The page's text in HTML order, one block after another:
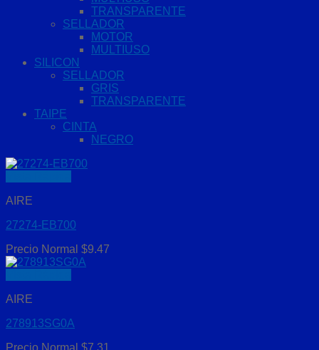
TRANSPARENTE
SELLADOR
MOTOR
MULTIUSO
SILICON
SELLADOR
GRIS
TRANSPARENTE
TAIPE
CINTA
NEGRO
AIRE
27274-EB700
Precio Normal $9.47
AIRE
278913SG0A
Precio Normal $7.31